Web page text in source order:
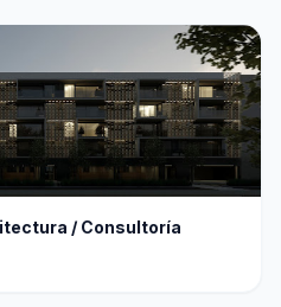
/ Consultoría